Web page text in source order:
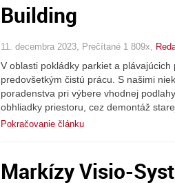
Building
11. decembra 2023, Prečítané 1 809x,
V oblasti pokládky parkiet a
predovšetkým čistú prácu. S našimi
poradenstva pri výbere vhodnej
obhliadky priestoru, cez demontáž
Pokračovanie článku
Markízy Visio-